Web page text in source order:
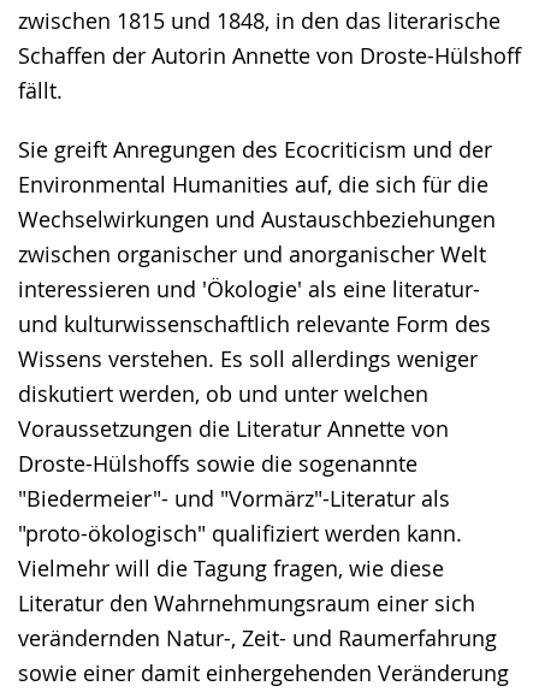
zwischen 1815 und 1848, in den das literarische
Schaffen der Autorin Annette von Droste-Hülshoff
fällt.
Sie greift Anregungen des Ecocriticism und der
Environmental Humanities auf, die sich für die
Wechselwirkungen und Austauschbeziehungen
zwischen organischer und anorganischer Welt
interessieren und 'Ökologie' als eine literatur-
und kulturwissenschaftlich relevante Form des
Wissens verstehen. Es soll allerdings weniger
diskutiert werden, ob und unter welchen
Voraussetzungen die Literatur Annette von
Droste-Hülshoffs sowie die sogenannte
"Biedermeier"- und "Vormärz"-Literatur als
"proto-ökologisch" qualifiziert werden kann.
Vielmehr will die Tagung fragen, wie diese
Literatur den Wahrnehmungsraum einer sich
verändernden Natur-, Zeit- und Raumerfahrung
sowie einer damit einhergehenden Veränderung
angezeigt.